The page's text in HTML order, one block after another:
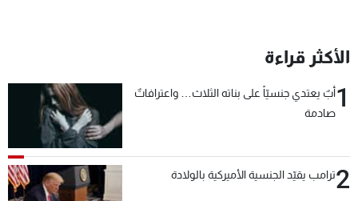
الأكثر قراءة
1أبٌ يعتدي جنسيّاً على بناته الثلاث… واعترافاتٌ
صادمة
2ترامب يقيّد الجنسية الأميركية بالولادة